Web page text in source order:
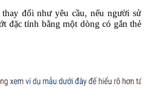
đổi như yêu cầu, nếu người sử
đặc tính bằng một dòng có gắn thẻ